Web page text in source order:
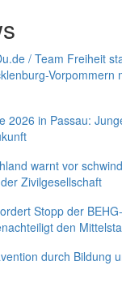
/ Team Freiheit
Vorpommern
2026 in Passau:
warnt vor
Zivilgesellschaft
Stopp der
den
durch Bildung